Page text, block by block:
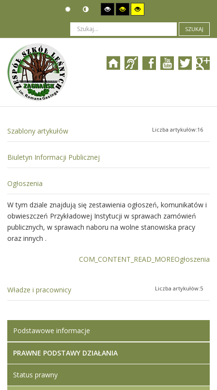
SZUKAJ
Jesteś tutaj: Prawne podstawy działania
Ustawa o systemie oświaty
Szablony artykułów Liczba artykułów:16
Biuletyn Informacji Publicznej
Ogłoszenia
W tym dziale znajdują się zestawienia ogłoszeń, komunikatów i
obwieszczeń Przykładowej Instytucji w sprawach zamówień
publicznych, w sprawach naboru na wolne stanowiska pracy
oraz innych .
COM_CONTENT_READ_MOREOgłoszenia
Władze i pracownicy Liczba artykułów:5
Podstawowe informacje
PRAWNE PODSTAWY DZIAŁANIA
Status prawny